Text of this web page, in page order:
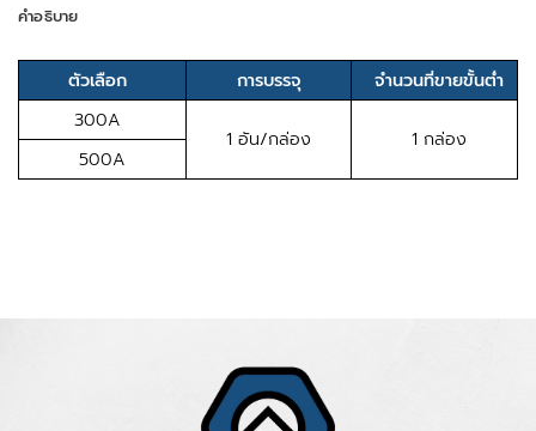
คำอธิบาย
ตัวเลือก การบรรจุ
จำนวนที่ขายขั้นต่ำ
300A
1 อัน/กล่อง 1 กล่อง
500A